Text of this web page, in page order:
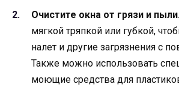
Очистите окна от грязи и
мягкой тряпкой или губкой,
налет и другие загрязнения с
Также можно использовать
моющие средства для